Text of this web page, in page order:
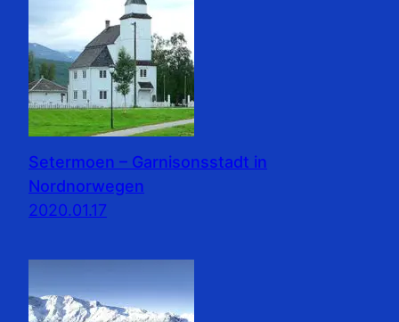
Setermoen – Garnisonsstadt in
Nordnorwegen
2020.01.17